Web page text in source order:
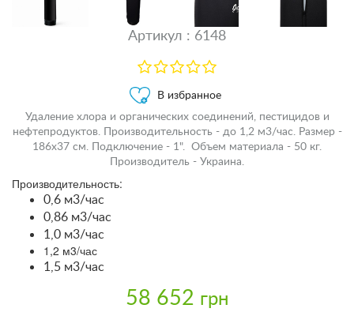
Артикул : 6148
В избранное
Удаление хлора и органических соединений, пестицидов и
нефтепродуктов. Производительность - до 1,2 м3/час. Размер -
186х37 см. Подключение - 1". Объем материала - 50 кг.
Производитель - Украина.
Производительность:
0,6 м3/час
0,86 м3/час
1,0 м3/час
1,2 м3/час
1,5 м3/час
58 652 грн